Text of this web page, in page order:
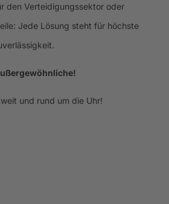
den Verteidigungssektor oder
Jede Lösung steht für höchste
und rund um die Uhr!